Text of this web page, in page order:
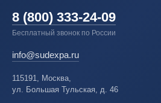
8 (800) 333-24-09
Бесплатный звонок по России
info@sudexpa.ru
115191, Москва,
ул. Большая Тульская, д. 46